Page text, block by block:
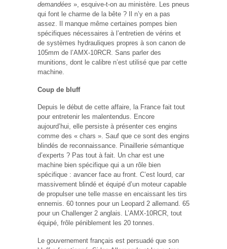
demandées », esquive-t-on au ministère. Les pneus
qui font le charme de la bête ? Il n’y en a pas
assez. Il manque même certaines pompes bien
spécifiques nécessaires à l’entretien de vérins et
de systèmes hydrauliques propres à son canon de
105mm de l’AMX-10RCR. Sans parler des
munitions, dont le calibre n’est utilisé que par cette
machine.
Coup de bluff
Depuis le début de cette affaire, la France fait tout
pour entretenir les malentendus. Encore
aujourd’hui, elle persiste à présenter ces engins
comme des « chars ». Sauf que ce sont des engins
blindés de reconnaissance. Pinaillerie sémantique
d’experts ? Pas tout à fait. Un char est une
machine bien spécifique qui a un rôle bien
spécifique : avancer face au front. C’est lourd, car
massivement blindé et équipé d’un moteur capable
de propulser une telle masse en encaissant les tirs
ennemis. 60 tonnes pour un Leopard 2 allemand. 65
pour un Challenger 2 anglais. L’AMX-10RCR, tout
équipé, frôle péniblement les 20 tonnes.
Le gouvernement français est persuadé que son